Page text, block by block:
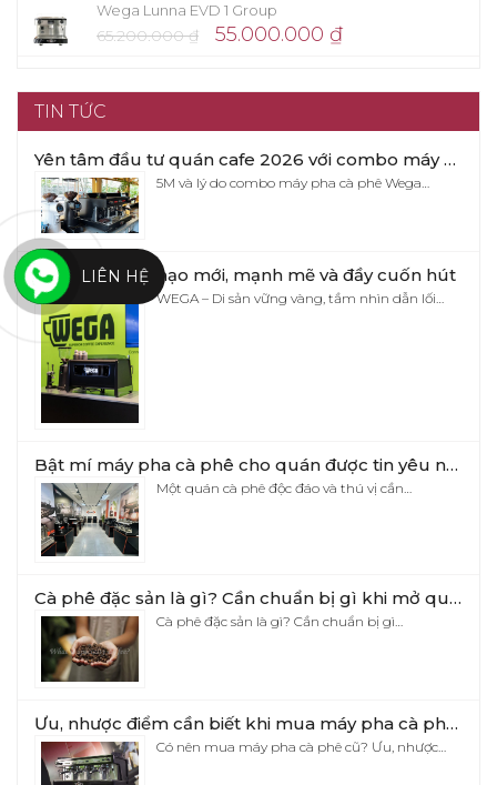
Wega Lunna EVD 1 Group
65.200.000₫ 55.000.000 ₫
TIN TỨC
Yên tâm đầu tư quán cafe 2026 với combo máy pha cafe Wega Pegaso x Eureka Firenze 75
5M và lý do combo máy pha cà phê Wega…
WEGA – Diện mạo mới, mạnh mẽ và đầy cuốn hút
WEGA – Di sản vững vàng, tầm nhìn dẫn lối…
Bật mí máy pha cà phê cho quán được tin yêu nhất hiện nay
Một quán cà phê độc đáo và thú vị cần…
Cà phê đặc sản là gì? Cần chuẩn bị gì khi mở quán cà phê đặc sản?
Cà phê đặc sản là gì? Cần chuẩn bị gì…
Ưu, nhược điểm cần biết khi mua máy pha cà phê cũ
Có nên mua máy pha cà phê cũ? Ưu, nhược…
LIÊN HỆ